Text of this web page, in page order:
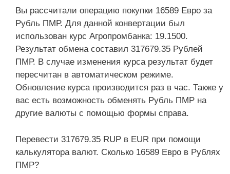
Вы рассчитали операцию покупки 16589 Евро за
Рубль ПМР. Для данной конвертации был
использован курс Агропромбанка: 19.1500.
Результат обмена составил 317679.35 Рублей
ПМР. В случае изменения курса результат будет
пересчитан в автоматическом режиме.
Обновление курса производится раз в час. Также у
вас есть возможность обменять Рубль ПМР на
другие валюты с помощью формы справа.
Перевести 317679.35 RUP в EUR при помощи
калькулятора валют. Сколько 16589 Евро в Рублях
ПМР?